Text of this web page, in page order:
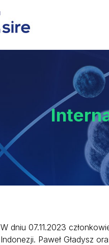
W dniu 07.11.2023
Indonezji. Paweł Gładysz